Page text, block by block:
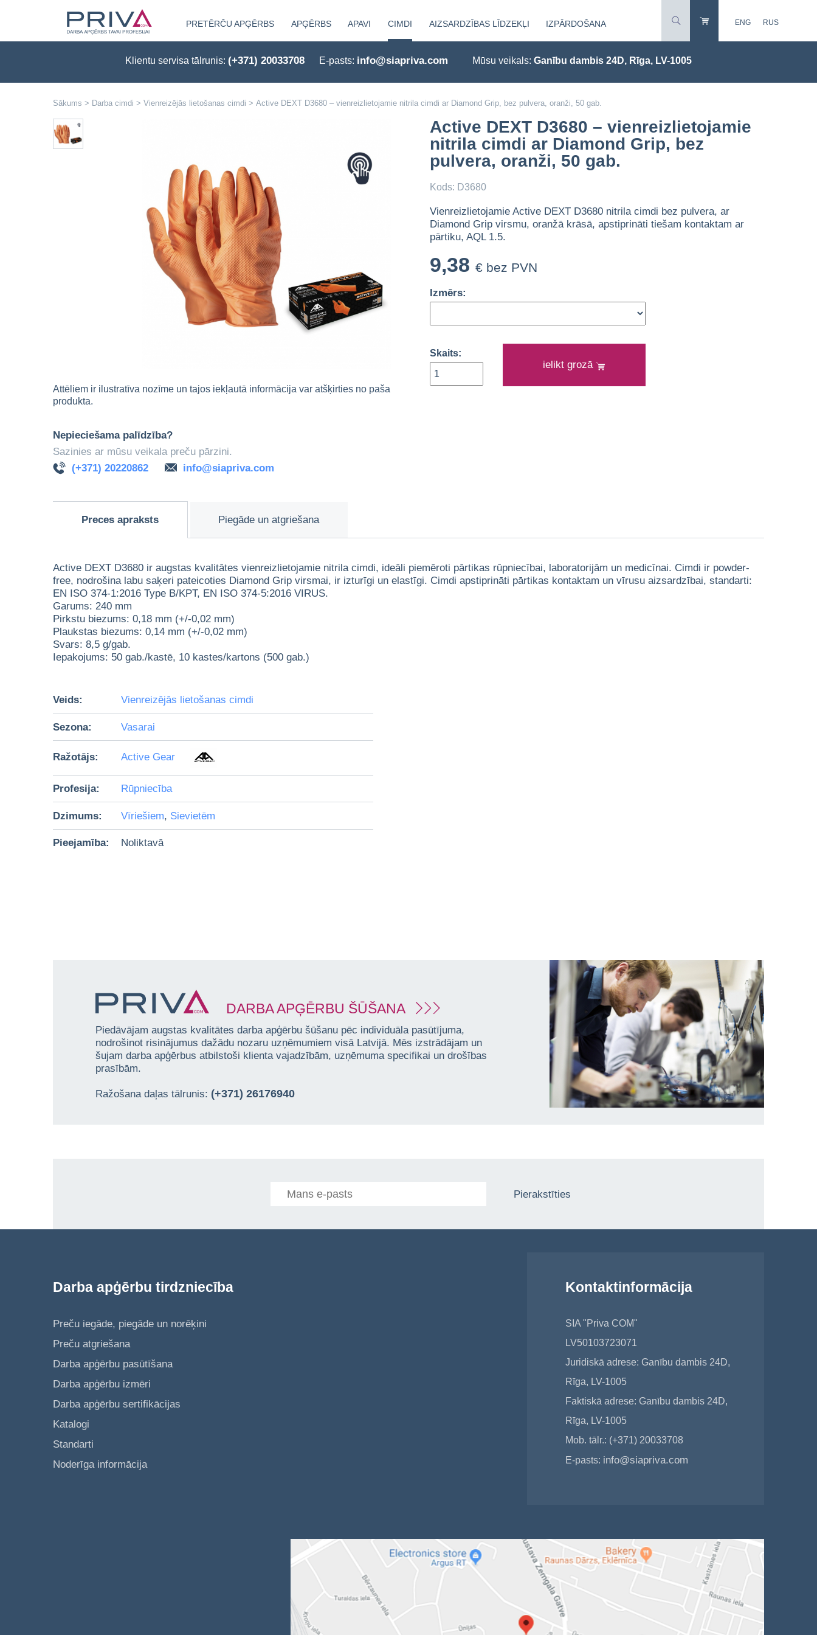
PRETĒRČU APĢĒRBS APĢĒRBS APAVI CIMDI AIZSARDZĪBAS LĪDZEKĻI IZPĀRDOŠANA ENG RUS
Klientu servisa tālrunis: (+371) 20033708 E-pasts: info@siapriva.com Mūsu veikals: Ganību dambis 24D, Rīga, LV-1005
Sākums > Darba cimdi > Vienreizējās lietošanas cimdi > Active DEXT D3680 – vienreizlietojamie nitrila cimdi ar Diamond Grip, bez pulvera, oranži, 50 gab.
Attēliem ir ilustratīva nozīme un tajos iekļautā informācija var atšķirties no paša
produkta.
Nepieciešama palīdzība?
Sazinies ar mūsu veikala preču pārzini.
(+371) 20220862
info@siapriva.com
Active DEXT D3680 – vienreizlietojamie
nitrila cimdi ar Diamond Grip, bez
pulvera, oranži, 50 gab.
Kods: D3680
Vienreizlietojamie Active DEXT D3680 nitrila cimdi bez pulvera, ar
Diamond Grip virsmu, oranžā krāsā, apstiprināti tiešam kontaktam ar
pārtiku, AQL 1.5.
9,38 € bez PVN
Izmērs:
Skaits:
ielikt grozā
Preces apraksts Piegāde un atgriešana
Active DEXT D3680 ir augstas kvalitātes vienreizlietojamie nitrila cimdi, ideāli piemēroti pārtikas rūpniecībai, laboratorijām un medicīnai. Cimdi ir powder-
free, nodrošina labu saķeri pateicoties Diamond Grip virsmai, ir izturīgi un elastīgi. Cimdi apstiprināti pārtikas kontaktam un vīrusu aizsardzībai, standarti:
EN ISO 374-1:2016 Type B/KPT, EN ISO 374-5:2016 VIRUS.
Garums: 240 mm
Pirkstu biezums: 0,18 mm (+/-0,02 mm)
Plaukstas biezums: 0,14 mm (+/-0,02 mm)
Svars: 8,5 g/gab.
Iepakojums: 50 gab./kastē, 10 kastes/kartons (500 gab.)
Veids: Vienreizējās lietošanas cimdi
Sezona: Vasarai
Ražotājs: Active Gear
Profesija: Rūpniecība
Dzimums: Vīriešiem, Sievietēm
Pieejamība: Noliktavā
DARBA APĢĒRBU ŠŪŠANA
Piedāvājam augstas kvalitātes darba apģērbu šūšanu pēc individuāla pasūtījuma,
nodrošinot risinājumus dažādu nozaru uzņēmumiem visā Latvijā. Mēs izstrādājam un
šujam darba apģērbus atbilstoši klienta vajadzībām, uzņēmuma specifikai un drošības
prasībām.
Ražošana daļas tālrunis: (+371) 26176940
Pierakstīties
Darba apģērbu tirdzniecība
Preču iegāde, piegāde un norēķini
Preču atgriešana
Darba apģērbu pasūtīšana
Darba apģērbu izmēri
Darba apģērbu sertifikācijas
Katalogi
Standarti
Noderīga informācija
Kontaktinformācija
SIA "Priva COM"
LV50103723071
Juridiskā adrese: Ganību dambis 24D,
Rīga, LV-1005
Faktiskā adrese: Ganību dambis 24D,
Rīga, LV-1005
Mob. tālr.: (+371) 20033708
E-pasts: info@siapriva.com